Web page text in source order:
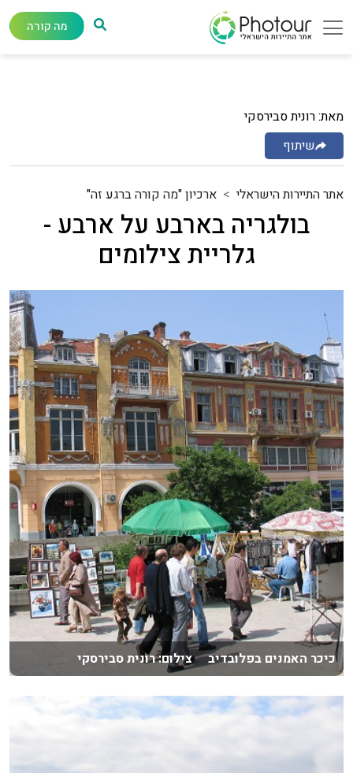
מה קורה
מאת: רונית סבירסקי
שיתוף
אתר התיירות הישראלי ארכיון "מה קורה ברגע זה"
בולגריה בארבע על ארבע -
גלריית צילומים
כיכר האמנים בפלובדיב צילום: רונית סבירסקי